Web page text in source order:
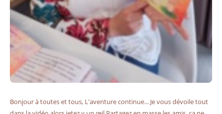
Bonjour à toutes et tous, L'aventure continue... Je vous dévoile tout